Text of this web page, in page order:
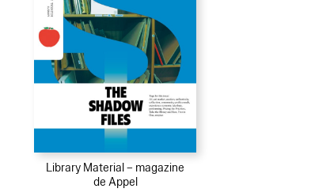
Library Material – magazine
de Appel